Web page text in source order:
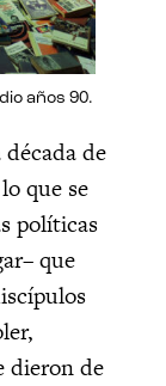
años 90.
de
que se
políticas
que
dieron de